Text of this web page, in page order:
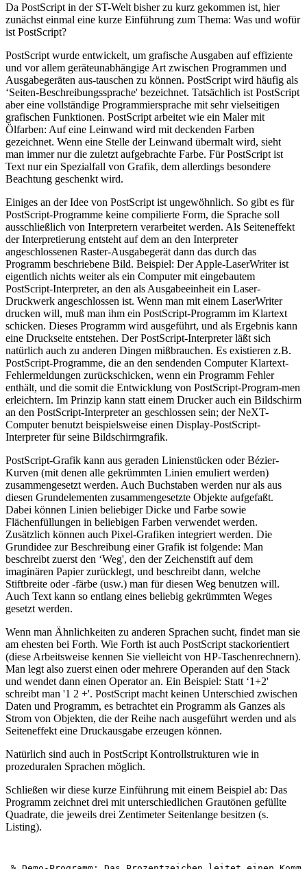
Da PostScript in der ST-Welt bisher zu kurz gekommen ist, hier
zunächst einmal eine kurze Einführung zum Thema: Was und wofür
ist PostScript?
PostScript wurde entwickelt, um grafische Ausgaben auf effiziente
und vor allem geräteunabhängige Art zwischen Programmen und
Ausgabegeräten aus-tauschen zu können. PostScript wird häufig als
‘Seiten-Beschreibungssprache' bezeichnet. Tatsächlich ist PostScript
aber eine vollständige Programmiersprache mit sehr vielseitigen
grafischen Funktionen. PostScript arbeitet wie ein Maler mit
Ölfarben: Auf eine Leinwand wird mit deckenden Farben
gezeichnet. Wenn eine Stelle der Leinwand übermalt wird, sieht
man immer nur die zuletzt aufgebrachte Farbe. Für PostScript ist
Text nur ein Spezialfall von Grafik, dem allerdings besondere
Beachtung geschenkt wird.
Einiges an der Idee von PostScript ist ungewöhnlich. So gibt es für
PostScript-Programme keine compilierte Form, die Sprache soll
ausschließlich von Interpretern verarbeitet werden. Als Seiteneffekt
der Interpretierung entsteht auf dem an den Interpreter
angeschlossenen Raster-Ausgabegerät dann das durch das
Programm beschriebene Bild. Beispiel: Der Apple-LaserWriter ist
eigentlich nichts weiter als ein Computer mit eingebautem
PostScript-Interpreter, an den als Ausgabeeinheit ein Laser-
Druckwerk angeschlossen ist. Wenn man mit einem LaserWriter
drucken will, muß man ihm ein PostScript-Programm im Klartext
schicken. Dieses Programm wird ausgeführt, und als Ergebnis kann
eine Druckseite entstehen. Der PostScript-Interpreter läßt sich
natürlich auch zu anderen Dingen mißbrauchen. Es existieren z.B.
PostScript-Programme, die an den sendenden Computer Klartext-
Fehlermeldungen zurückschicken, wenn ein Programm Fehler
enthält, und die somit die Entwicklung von PostScript-Program-men
erleichtern. Im Prinzip kann statt einem Drucker auch ein Bildschirm
an den PostScript-Interpreter an geschlossen sein; der NeXT-
Computer benutzt beispielsweise einen Display-PostScript-
Interpreter für seine Bildschirmgrafik.
PostScript-Grafik kann aus geraden Linienstücken oder Bézier-
Kurven (mit denen alle gekrümmten Linien emuliert werden)
zusammengesetzt werden. Auch Buchstaben werden nur als aus
diesen Grundelementen zusammengesetzte Objekte aufgefaßt.
Dabei können Linien beliebiger Dicke und Farbe sowie
Flächenfüllungen in beliebigen Farben verwendet werden.
Zusätzlich können auch Pixel-Grafiken integriert werden. Die
Grundidee zur Beschreibung einer Grafik ist folgende: Man
beschreibt zuerst den ‘Weg', den der Zeichenstift auf dem
imaginären Papier zurücklegt, und beschreibt dann, welche
Stiftbreite oder -färbe (usw.) man für diesen Weg benutzen will.
Auch Text kann so entlang eines beliebig gekrümmten Weges
gesetzt werden.
Wenn man Ähnlichkeiten zu anderen Sprachen sucht, findet man sie
am ehesten bei Forth. Wie Forth ist auch PostScript stackorientiert
(diese Arbeitsweise kennen Sie vielleicht von HP-Taschenrechnern).
Man legt also zuerst einen oder mehrere Operanden auf den Stack
und wendet dann einen Operator an. Ein Beispiel: Statt ‘1+2'
schreibt man '1 2 +'. PostScript macht keinen Unterschied zwischen
Daten und Programm, es betrachtet ein Programm als Ganzes als
Strom von Objekten, die der Reihe nach ausgeführt werden und als
Seiteneffekt eine Druckausgabe erzeugen können.
Natürlich sind auch in PostScript Kontrollstrukturen wie in
prozeduralen Sprachen möglich.
Schließen wir diese kurze Einführung mit einem Beispiel ab: Das
Programm zeichnet drei mit unterschiedlichen Grautönen gefüllte
Quadrate, die jeweils drei Zentimeter Seitenlange besitzen (s.
Listing).